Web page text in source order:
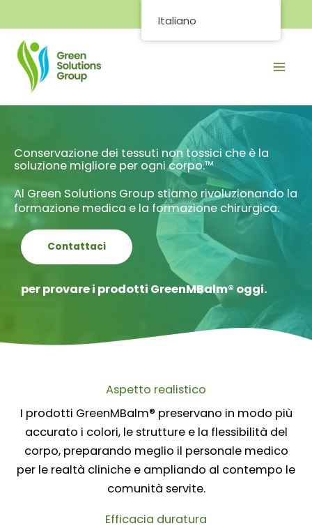
al
contenuto
Conservazione dei tessuti non tossici che è la
soluzione migliore per ogni corpo.™
Al Green Solutions Group stiamo rivoluzionando la
formazione medica e la formazione chirurgica.
Contattaci
per provare i prodotti GreenMBalm® oggi.
Aspetto realistico
I prodotti GreenMBalm® preservano in modo più
accurato i colori, le strutture e la flessibilità del
corpo, preparando meglio il personale medico
per le realtà cliniche e ampliando al contempo le
comunità servite.
Efficacia duratura
Italiano